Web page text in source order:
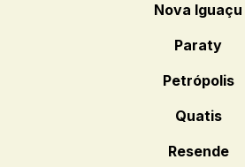
Nova Iguaçu
Paraty
Petrópolis
Quatis
Resende